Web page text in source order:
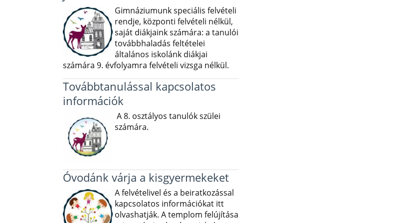
Gimnáziumunk speciális felvételi
rendje, központi felvételi nélkül,
saját diákjaink számára: a tanulói
továbbhaladás feltételei
általános iskolánk diákjai
számára 9. évfolyamra felvételi vizsga nélkül.
Továbbtanulással kapcsolatos
információk
A 8. osztályos tanulók szülei
számára.
Óvodánk várja a kisgyermekeket
A felvételivel és a beiratkozással
kapcsolatos információkat itt
olvashatják. A templom felújítása